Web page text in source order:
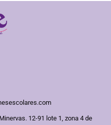
12-91 lote 1, zona 4 de